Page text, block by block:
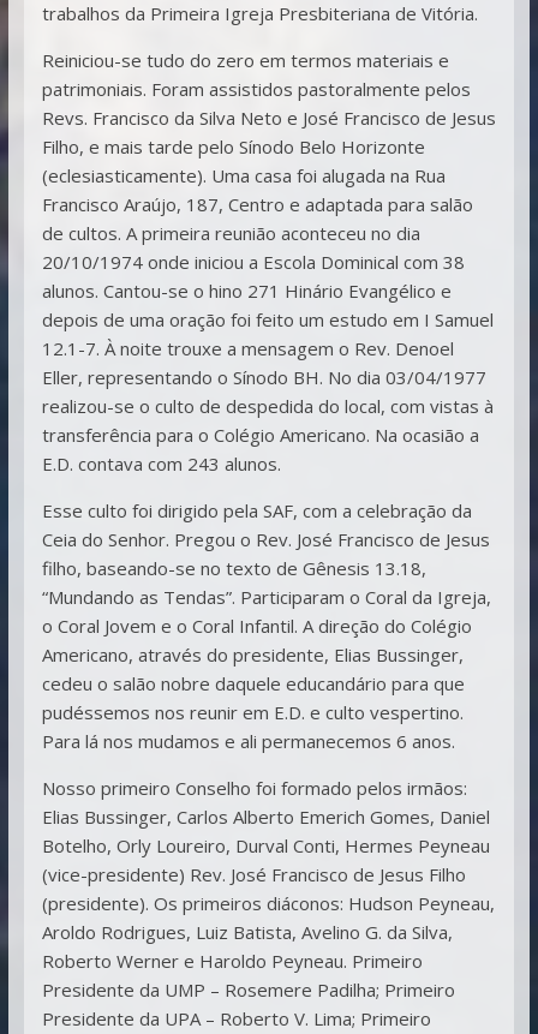
trabalhos da Primeira Igreja Presbiteriana de Vitória.
Reiniciou-se tudo do zero em termos materiais e
patrimoniais. Foram assistidos pastoralmente pelos
Revs. Francisco da Silva Neto e José Francisco de Jesus
Filho, e mais tarde pelo Sínodo Belo Horizonte
(eclesiasticamente). Uma casa foi alugada na Rua
Francisco Araújo, 187, Centro e adaptada para salão
de cultos. A primeira reunião aconteceu no dia
20/10/1974 onde iniciou a Escola Dominical com 38
alunos. Cantou-se o hino 271 Hinário Evangélico e
depois de uma oração foi feito um estudo em I Samuel
12.1-7. À noite trouxe a mensagem o Rev. Denoel
Eller, representando o Sínodo BH. No dia 03/04/1977
realizou-se o culto de despedida do local, com vistas à
transferência para o Colégio Americano. Na ocasião a
E.D. contava com 243 alunos.
Esse culto foi dirigido pela SAF, com a celebração da
Ceia do Senhor. Pregou o Rev. José Francisco de Jesus
filho, baseando-se no texto de Gênesis 13.18,
“Mundando as Tendas”. Participaram o Coral da Igreja,
o Coral Jovem e o Coral Infantil. A direção do Colégio
Americano, através do presidente, Elias Bussinger,
cedeu o salão nobre daquele educandário para que
pudéssemos nos reunir em E.D. e culto vespertino.
Para lá nos mudamos e ali permanecemos 6 anos.
Nosso primeiro Conselho foi formado pelos irmãos:
Elias Bussinger, Carlos Alberto Emerich Gomes, Daniel
Botelho, Orly Loureiro, Durval Conti, Hermes Peyneau
(vice-presidente) Rev. José Francisco de Jesus Filho
(presidente). Os primeiros diáconos: Hudson Peyneau,
Aroldo Rodrigues, Luiz Batista, Avelino G. da Silva,
Roberto Werner e Haroldo Peyneau. Primeiro
Presidente da UMP – Rosemere Padilha; Primeiro
Presidente da UPA – Roberto V. Lima; Primeiro